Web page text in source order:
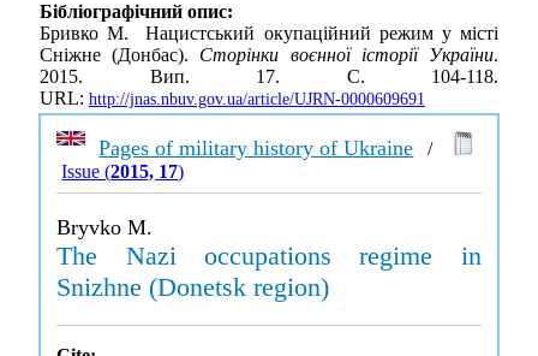
Бібліографічний опис:
Бривко М. Нацистський окупаційний режим у місті
Сніжне (Донбас). Сторінки воєнної історії України.
2015. Вип. 17. С. 104-118.
URL: http://jnas.nbuv.gov.ua/article/UJRN-0000609691
Pages of military history of Ukraine /
Issue (2015, 17)
Bryvko M.
The Nazi occupations regime in
Snizhne (Donetsk region)